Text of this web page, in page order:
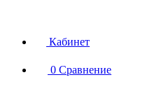
Кабинет
0 Сравнение